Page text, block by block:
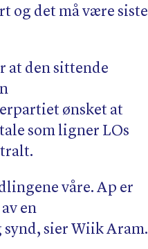
og det må være siste
at den sittende
ønsket at
som ligner LOs
våre. Ap er
en
sier Wiik Aram.